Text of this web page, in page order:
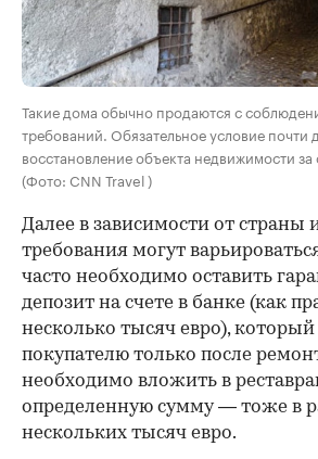
Такие дома обычно продаются с
требований. Обязательное условие почти
восстановление объекта недвижимости
(Фото: CNN Travel )
Далее в зависимости от страны
требования могут
часто необходимо оставить
депозит на счете в банке (как
несколько тысяч евро), который
покупателю только после
необходимо вложить в
определенную сумму — тоже в
нескольких тысяч евро.